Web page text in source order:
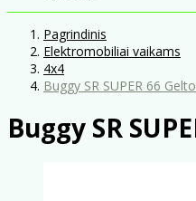
Pagrindinis
Elektromobiliai vaikams
4x4
Buggy SR SUPER 66
Buggy SR